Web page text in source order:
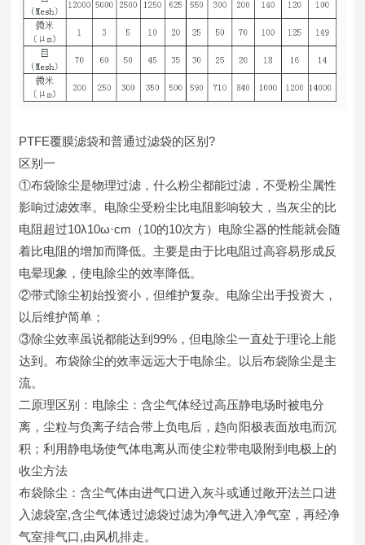
PTFE覆膜滤袋和普通过滤袋的区别?
区别一
①布袋除尘是物理过滤，什么粉尘都能过滤，不受粉尘属性
影响过滤效率。电除尘受粉尘比电阻影响较大，当灰尘的比
电阻超过10λ10ω·cm（10的10次方）电除尘器的性能就会随
着比电阻的增加而降低。主要是由于比电阻过高容易形成反
电晕现象，使电除尘的效率降低。
②带式除尘初始投资小，但维护复杂。电除尘出手投资大，
以后维护简单；
③除尘效率虽说都能达到99%，但电除尘一直处于理论上能
达到。布袋除尘的效率远远大于电除尘。以后布袋除尘是主
流。
二原理区别：电除尘：含尘气体经过高压静电场时被电分
离，尘粒与负离子结合带上负电后，趋向阳极表面放电而沉
积；利用静电场使气体电离从而使尘粒带电吸附到电极上的
收尘方法
布袋除尘：含尘气体由进气口进入灰斗或通过敞开法兰口进
入滤袋室,含尘气体透过滤袋过滤为净气进入净气室，再经净
气室排气口,由风机排走。